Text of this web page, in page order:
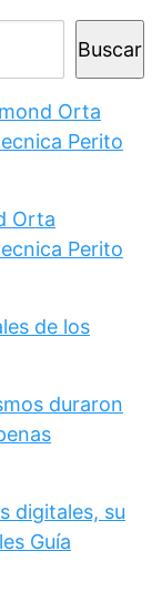
Buscar
Orta
Perito
Orta
Perito
de los
duraron
digitales, su
Guía